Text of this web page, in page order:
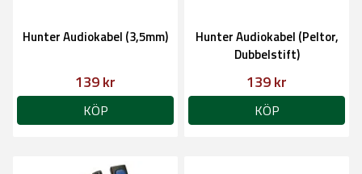
Hunter Audiokabel (3,5mm)
139 kr
KÖP
Hunter Audiokabel (Peltor,
Dubbelstift)
139 kr
KÖP